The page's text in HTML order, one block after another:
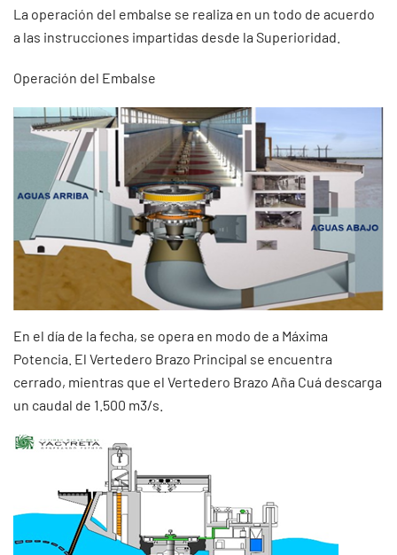
La operación del embalse se realiza en un todo de acuerdo
a las instrucciones impartidas desde la Superioridad.
Operación del Embalse
En el día de la fecha, se opera en modo de a Máxima
Potencia. El Vertedero Brazo Principal se encuentra
cerrado, mientras que el Vertedero Brazo Aña Cuá descarga
un caudal de 1.500 m3/s.